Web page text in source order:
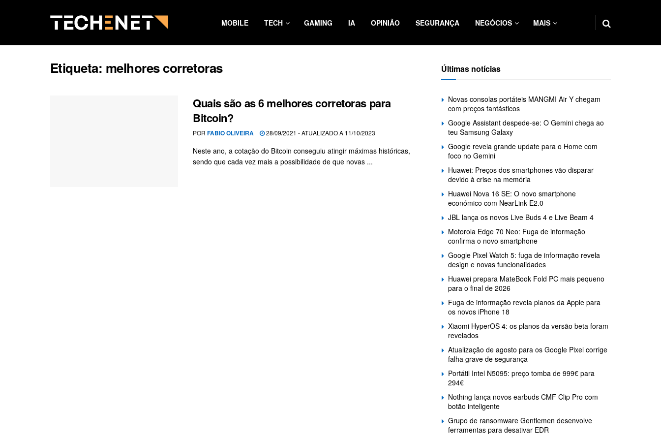
MOBILE TECH GAMING IA OPINIÃO SEGURANÇA NEGÓCIOS MAIS
Etiqueta: melhores corretoras
Quais são as 6 melhores corretoras para
Bitcoin?
POR FABIO OLIVEIRA 28/09/2021 - ATUALIZADO A 11/10/2023
Neste ano, a cotação do Bitcoin conseguiu atingir máximas históricas,
sendo que cada vez mais a possibilidade de que novas ...
Últimas notícias
Novas consolas portáteis MANGMI Air Y chegam
com preços fantásticos
Google Assistant despede-se: O Gemini chega ao
teu Samsung Galaxy
Google revela grande update para o Home com
foco no Gemini
Huawei: Preços dos smartphones vão disparar
devido à crise na memória
Huawei Nova 16 SE: O novo smartphone
económico com NearLink E2.0
JBL lança os novos Live Buds 4 e Live Beam 4
Motorola Edge 70 Neo: Fuga de informação
confirma o novo smartphone
Google Pixel Watch 5: fuga de informação revela
design e novas funcionalidades
Huawei prepara MateBook Fold PC mais pequeno
para o final de 2026
Fuga de informação revela planos da Apple para
os novos iPhone 18
Xiaomi HyperOS 4: os planos da versão beta foram
revelados
Atualização de agosto para os Google Pixel corrige
falha grave de segurança
Portátil Intel N5095: preço tomba de 999€ para
294€
Nothing lança novos earbuds CMF Clip Pro com
botão inteligente
Grupo de ransomware Gentlemen desenvolve
ferramentas para desativar EDR